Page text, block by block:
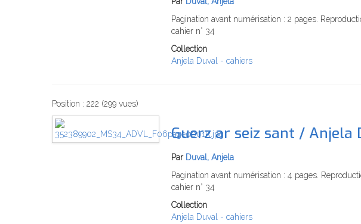
Pagination avant numérisation : 2 pages.
cahier n° 34
Collection
Anjela Duval - cahiers
Position : 222 (299 vues)
Guerz ar seiz sant / Anjela
Par Duval, Anjela
Pagination avant numérisation : 4 pages.
cahier n° 34
Collection
Anjela Duval - cahiers